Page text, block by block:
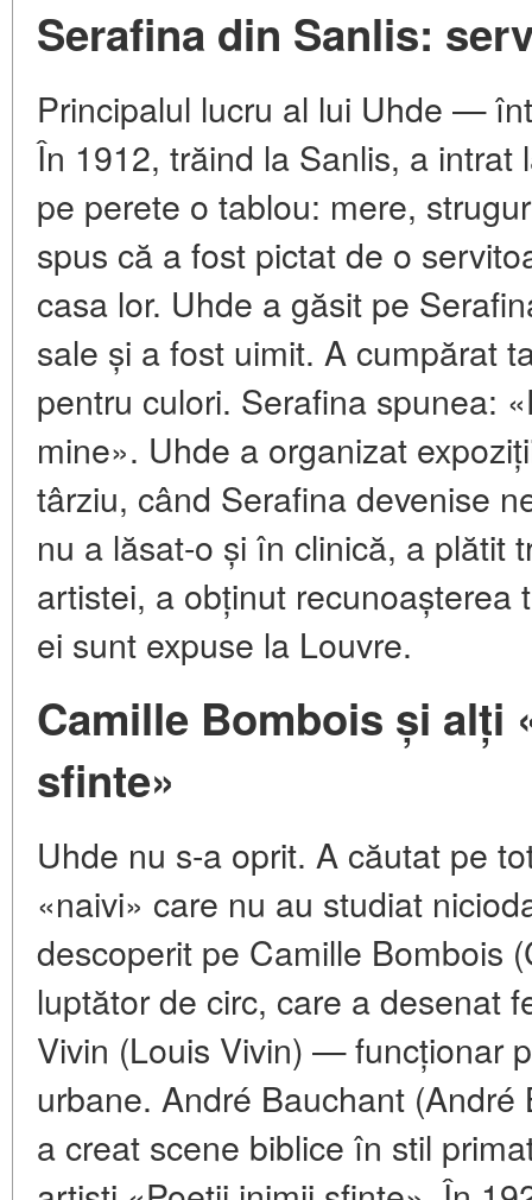
Serafina din Sanlis:
Principalul lucru al lui Uhde —
În 1912, trăind la Sanlis, a intrat
pe perete o tablou: mere,
spus că a fost pictat de o
casa lor. Uhde a găsit pe
sale și a fost uimit. A cumpărat
pentru culori. Serafina spunea:
mine». Uhde a organizat
târziu, când Serafina devenise
nu a lăsat-o și în clinică, a plătit
artistei, a obținut recunoașterea
ei sunt expuse la Louvre.
Camille Bombois și alți
sfinte»
Uhde nu s-a oprit. A căutat pe
«naivi» care nu au studiat
descoperit pe Camille Bombois
luptător de circ, care a desenat
Vivin (Louis Vivin) — funcționar
urbane. André Bauchant
a creat scene biblice în stil